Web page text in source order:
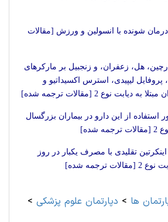
شونده با انسولین و ورزش [مقالات
هل، زعفران، و زنجبیل بر مارکرهای
پروفایل لیپیدی، استرس اکسیداتیو و
به دیابت نوع 2 [مقالات ترجمه شده]
استفاده از این دارو در بیماران بزرگسال
شده]
اینکرتین تقلیدی با مصرف یکبار در روز
ترجمه شده]
ها > دپارتمان علوم پزشكی >